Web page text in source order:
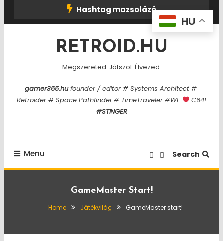
Hashtag mazsolázó
RETROID.HU
Megszereted. Játszol. Élvezed.
gamer365.hufounder / editor # Systems Architect #
Retroider # Space Pathfinder # TimeTraveler #WE
C64!
#STINGER
Menu Search
GameMaster Start!
Home Játékvilág GameMaster start!
HU